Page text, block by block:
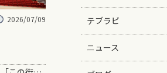
2026/07/09 テブラビ
ニュース